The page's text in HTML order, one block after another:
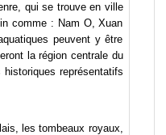
qui se trouve en ville
comme : Nam O, Xuan
peuvent y être
la région centrale du
représentatifs
les tombeaux royaux,